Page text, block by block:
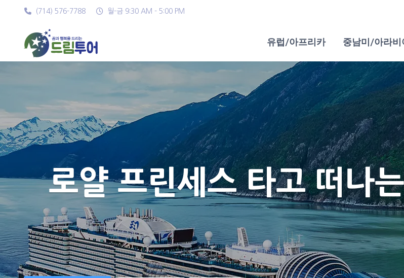
(714) 576-7788 월-금 9:30 AM - 5:00 PM
유럽/아프리카 중남미/아라비
로얄 프린세스 타고 떠나